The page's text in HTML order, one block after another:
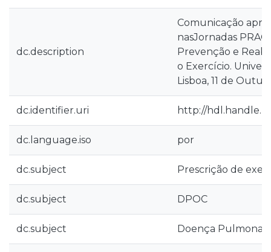
dc.description
Comunicação
nasJornadas
Prevenção e
o Exercício.
Lisboa, 11 de
dc.identifier.uri http://
dc.language.iso por
dc.subject Prescrição de
dc.subject DPOC
dc.subject Doença Pulmonar